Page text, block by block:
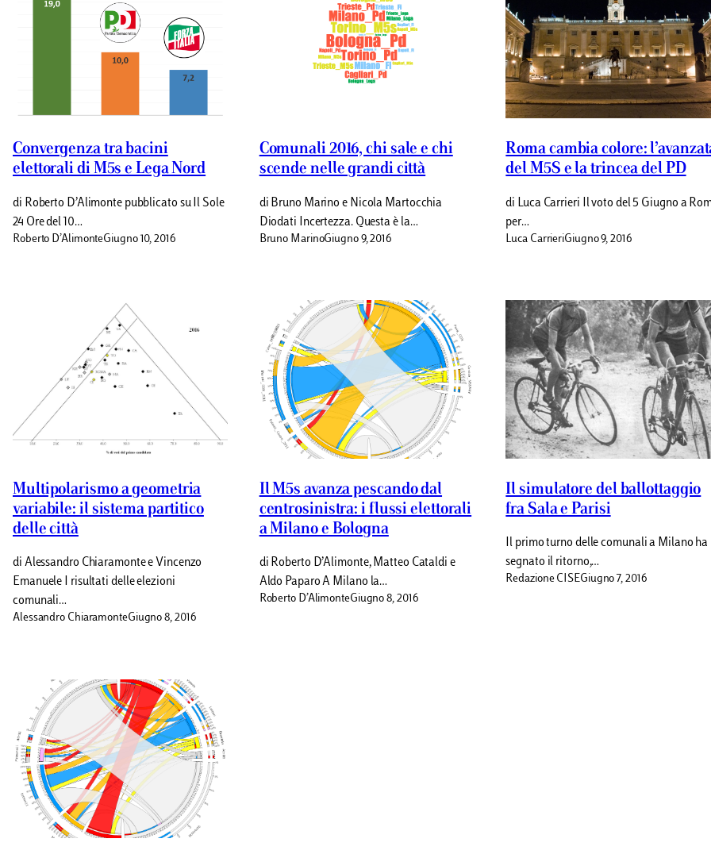
Convergenza tra bacini
elettorali di M5s e Lega Nord
di Roberto D’Alimonte pubblicato su Il Sole
24 Ore del 10…
Roberto D’AlimonteGiugno 10, 2016
Comunali 2016, chi sale e chi
scende nelle grandi città
di Bruno Marino e Nicola Martocchia
Diodati Incertezza. Questa è la…
Bruno MarinoGiugno 9, 2016
Roma cambia colore:
del M5S e la trincea del PD
di Luca Carrieri Il voto del 5 Giugno a
per…
Luca CarrieriGiugno 9, 2016
Multipolarismo a geometria
variabile: il sistema partitico
delle città
di Alessandro Chiaramonte e Vincenzo
Emanuele I risultati delle elezioni
comunali…
Alessandro ChiaramonteGiugno 8, 2016
Il M5s avanza pescando dal
centrosinistra: i flussi elettorali
a Milano e Bologna
di Roberto D’Alimonte, Matteo Cataldi e
Aldo Paparo A Milano la…
Roberto D’AlimonteGiugno 8, 2016
Il simulatore del ballottaggio
fra Sala e Parisi
Il primo turno delle comunali a Milano ha
segnato il ritorno,…
Redazione CISEGiugno 7, 2016